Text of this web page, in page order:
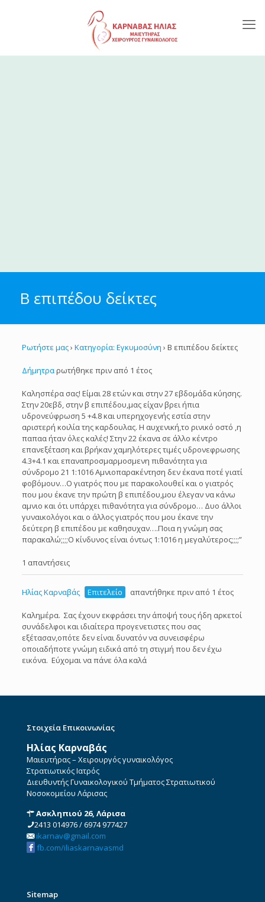
Β επιπέδου δείκτες
Ρωτήστε μας› Κατηγορία: Εγκυμοσύνη › Β επιπέδου δείκτες
Δήμητραρωτήθηκε πριν από 1 έτος
Καλησπέρα σας! Είμαι 28 ετών και στην 27 εβδομάδα κύησης.
Στην 20εβδ, στην β επιπέδου,μας είχαν βρει ήπια
υδρονεύφρωση 5 +4.8 και υπερηχογενής εστία στην
αριστερή κοιλία της καρδουλας. Η αυχενική,το ρινικό οστό ,η
παπαα ήταν όλες καλές! Στην 22 έκανα σε άλλο κέντρο
επανεξέταση και βρήκαν χαμηλότερες τιμές υδρονεφρωσης
4.3+4.1 και επαναπροσμαρμοσμενη πιθανότητα για
σύνδρομο 21 1:1016 Αμνιοπαρακέντηση δεν έκανα ποτέ γιατί
φοβόμουν…Ο γιατρός που με παρακολουθεί και ο γιατρός
που μου έκανε την πρώτη β επιπέδου,μου έλεγαν να κάνω
αμνιο και ότι υπάρχει πιθανότητα για σύνδρομο… Δυο άλλοι
γυναικολόγοι και ο άλλος γιατρός που μου έκανε την
δεύτερη β επιπέδου με καθησυχαν….Ποια η γνώμη σας
παρακαλώ;;;;Ο κίνδυνος είναι όντως 1:1016 η μεγαλύτερος;;;;”
1 απαντήσεις
Ηλίας Καρναβάς Επιτελείο απαντήθηκε πριν από 1 έτος
Καλημέρα. Σας έχουν εκφράσει την άποψή τους ήδη αρκετοί
συνάδελφοι και ιδιαίτερα προγενετιστες που σας
εξέτασαν,οπότε δεν είναι δυνατόν να συνεισφέρω
οποιαδήποτε γνώμη ειδικά από τη στιγμή που δεν έχω
εικόνα. Εύχομαι να πάνε όλα καλά
Στοιχεία Επικοινωνίας
Ηλίας Καρναβάς
Μαιευτήρας – Χειρουργός γυναικολόγος
Στρατιωτικός Ιατρός
Διευθυντής Γυναικολογικού Τμήματος Στρατιωτικού
Νοσοκομείου Λάρισας
Ασκληπιού 26, Λάρισα
2413 014976/6974 977427
ikarnav@gmail.com
fb.com/iliaskarnavasmd
Sitemap